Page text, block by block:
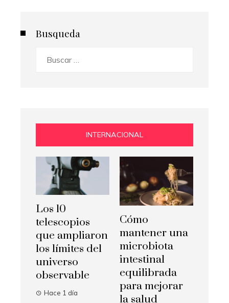
Busqueda
INTERNACIONAL
Los 10
telescopios
que ampliaron
los límites del
universo
observable
Hace 1 día
Cómo
mantener una
microbiota
intestinal
equilibrada
para mejorar
la salud